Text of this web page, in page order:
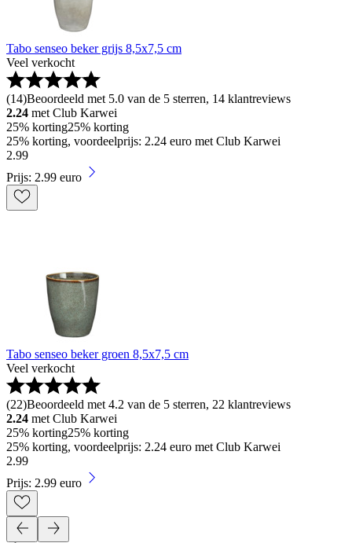
Tabo senseo beker grijs 8,5x7,5 cm
Veel verkocht
(14)Beoordeeld met 5.0 van de 5 sterren, 14 klantreviews
2.24 met Club Karwei
25% korting25% korting
25% korting, voordeelprijs: 2.24 euro met Club Karwei
2.99
Prijs: 2.99 euro
Tabo senseo beker groen 8,5x7,5 cm
Veel verkocht
(22)Beoordeeld met 4.2 van de 5 sterren, 22 klantreviews
2.24 met Club Karwei
25% korting25% korting
25% korting, voordeelprijs: 2.24 euro met Club Karwei
2.99
Prijs: 2.99 euro